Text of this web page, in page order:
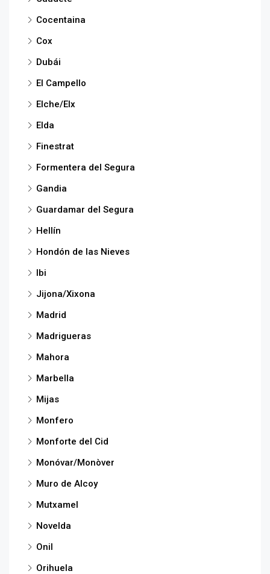
Cocentaina
Cox
Dubái
El Campello
Elche/Elx
Elda
Finestrat
Formentera del Segura
Gandia
Guardamar del Segura
Hellín
Hondón de las Nieves
Ibi
Jijona/Xixona
Madrid
Madrigueras
Mahora
Marbella
Mijas
Monfero
Monforte del Cid
Monóvar/Monòver
Muro de Alcoy
Mutxamel
Novelda
Onil
Orihuela